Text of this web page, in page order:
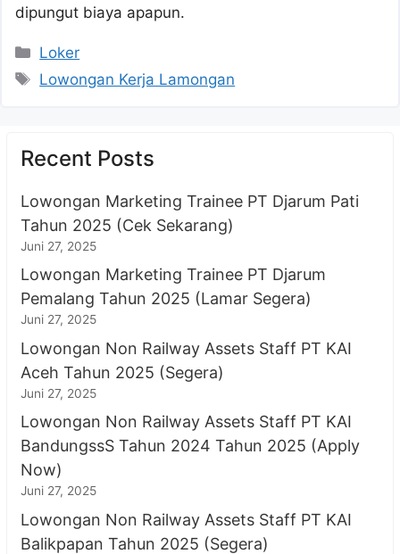
dipungut biaya apapun.
Kategori
Loker
Tag
Lowongan Kerja Lamongan
Recent Posts
Lowongan Marketing Trainee PT Djarum Pati
Tahun 2025 (Cek Sekarang)
Juni 27, 2025
Lowongan Marketing Trainee PT Djarum
Pemalang Tahun 2025 (Lamar Segera)
Juni 27, 2025
Lowongan Non Railway Assets Staff PT KAI
Aceh Tahun 2025 (Segera)
Juni 27, 2025
Lowongan Non Railway Assets Staff PT KAI
BandungssS Tahun 2024 Tahun 2025 (Apply
Now)
Juni 27, 2025
Lowongan Non Railway Assets Staff PT KAI
Balikpapan Tahun 2025 (Segera)